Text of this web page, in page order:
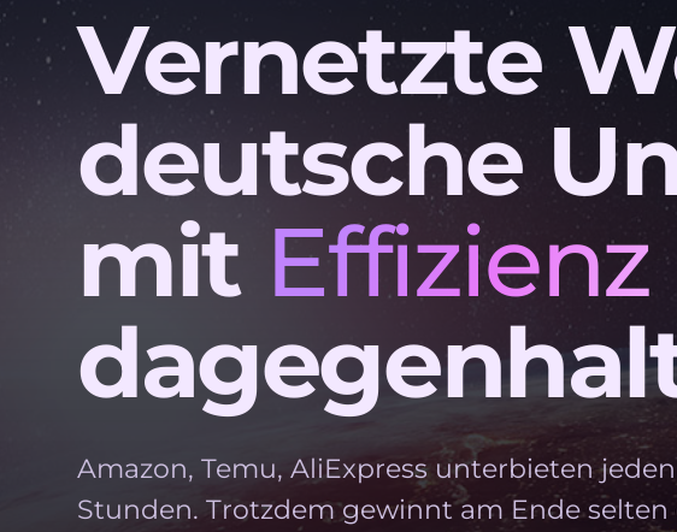
Vernetzte
deutsche
mit Effizienz
Amazon, Temu, AliExpress unterbieten
Stunden. Trotzdem gewinnt am Ende